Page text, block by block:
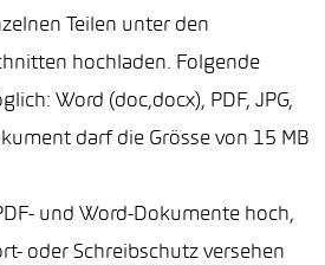
Teilen unter den
hochladen. Folgende
Word (doc,docx), PDF, JPG,
darf die Grösse von 15 MB
und Word-Dokumente hoch,
oder Schreibschutz versehen